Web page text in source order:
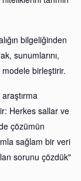
bilgeliğinden
sunumlarını,
birleştirir.
Herkes sallar ve
çözümün
sağlam bir veri
sorunu çözdük"